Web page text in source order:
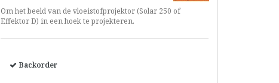
Om het beeld van de vloeistofprojektor (Solar 250 of
Effektor D) in een hoek te projekteren.
Backorder